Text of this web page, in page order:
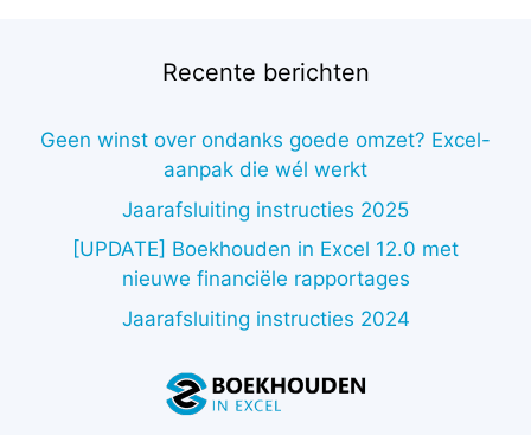
Recente berichten
Geen winst over ondanks goede omzet? Excel-
aanpak die wél werkt
Jaarafsluiting instructies 2025
[UPDATE] Boekhouden in Excel 12.0 met
nieuwe financiële rapportages
Jaarafsluiting instructies 2024